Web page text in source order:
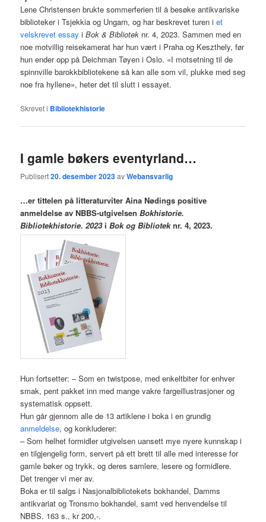
Lene Christensen brukte sommerferien til å besøke antikvariske
biblioteker i Tsjekkia og Ungarn, og har beskrevet turen iet
velskrevet essay iBok & Bibliotek nr. 4, 2023. Sammen med en
noe motvillig reisekamerat har hun vært i Praha og Keszthely, før
hun ender opp på Deichman Tøyen i Oslo. «I motsetning til de
spinnville barokkbibliotekene så kan alle som vil, plukke med seg
noe fra hyllene», heter det til slutt i essayet.
Skrevet i Bibliotekhistorie
I gamle bøkers eventyrland…
Publisert20. desember 2023avWebansvarlig
…er tittelen på litteraturviter Aina Nødings positive
anmeldelse av NBBS-utgivelsenBokhistorie.
Bibliotekhistorie. 2023iBok og Biblioteknr. 4, 2023.
Hun fortsetter: – Som en twistpose, med enkeltbiter for enhver
smak, pent pakket inn med mange vakre fargeillustrasjoner og
systematisk oppsett.
Hun går gjennom alle de 13 artiklene i boka i en grundig
anmeldelse, og konkluderer:
– Som helhet formidler utgivelsen uansett mye nyere kunnskap i
en tilgjengelig form, servert på ett brett til alle med interesse for
gamle bøker og trykk, og deres samlere, lesere og formidlere.
Det trenger vi mer av.
Boka er til salgs i Nasjonalbibliotekets bokhandel, Damms
antikvariat og Tronsmo bokhandel, samt ved henvendelse til
NBBS. 163 s., kr 200,-.